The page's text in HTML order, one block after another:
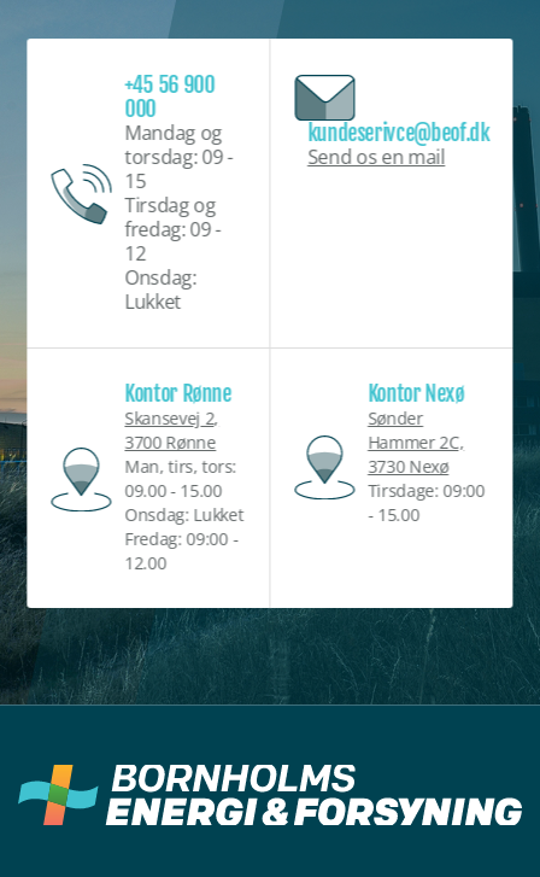
+45 56 900
000
Mandag og
torsdag: 09 -
15
Tirsdag og
fredag: 09 -
12
Onsdag:
Lukket
kundeserivce@beof.dk
Send os en mail
Kontor Rønne
Skansevej 2,
3700 Rønne
Man, tirs, tors:
09.00 - 15.00
Onsdag: Lukket
Fredag: 09:00 -
12.00
Kontor Nexø
Sønder
Hammer 2C,
3730 Nexø
Tirsdage: 09:00
- 15.00